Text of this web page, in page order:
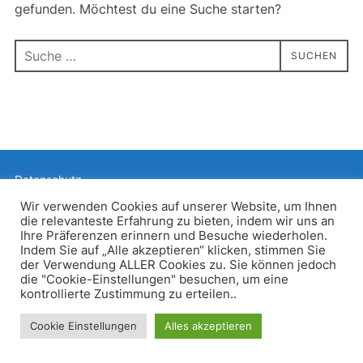
gefunden. Möchtest du eine Suche starten?
Suchen
nach:
SUCHEN
Datenschutz
Inspiro WordPress Theme von WPZOOM
Wir verwenden Cookies auf unserer Website, um Ihnen
die relevanteste Erfahrung zu bieten, indem wir uns an
Ihre Präferenzen erinnern und Besuche wiederholen.
Indem Sie auf „Alle akzeptieren“ klicken, stimmen Sie
der Verwendung ALLER Cookies zu. Sie können jedoch
die "Cookie-Einstellungen" besuchen, um eine
kontrollierte Zustimmung zu erteilen..
Cookie Einstellungen Alles akzeptieren